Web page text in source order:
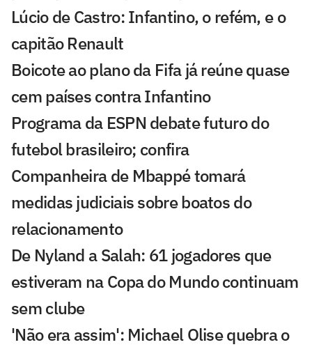
Lúcio de Castro: Infantino, o refém, e o
capitão Renault
Boicote ao plano da Fifa já reúne quase
cem países contra Infantino
Programa da ESPN debate futuro do
futebol brasileiro; confira
Companheira de Mbappé tomará
medidas judiciais sobre boatos do
relacionamento
De Nyland a Salah: 61 jogadores que
estiveram na Copa do Mundo continuam
sem clube
'Não era assim': Michael Olise quebra o